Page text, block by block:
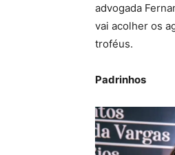
advogada
vai acolher os
troféus.
Padrinhos